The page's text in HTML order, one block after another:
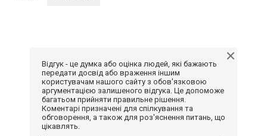
Відгук - це думка або оцінка людей, які бажають
передати досвід або враження іншим
користувачам нашого сайту з обов'язковою
аргументацією залишеного відгука. Це допоможе
багатьом прийняти правильне рішення.
Коментарі призначені для спілкування та
обговорення, а також для роз'яснення питань, що
цікавлять.